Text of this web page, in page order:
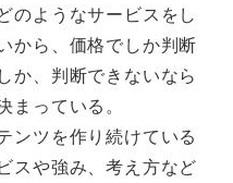
のようなサービスをし
から、価格でしか判断
か、判断できないなら
っている。
ンツを作り続けている
スや強み、考え方など